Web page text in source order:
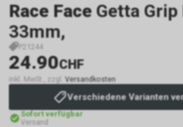
Race Face Getta
33mm,
P21244
24.90CHF
inkl. MwSt., zzgl. Versandkosten
Verschiedene Varianten
Sofort verfügbar
Versand